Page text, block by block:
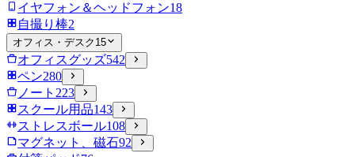
イヤフォン＆ヘッドフォン18
自撮り棒2
オフィス・デスク 15
オフィスグッズ542
ペン280
ノート 223
スクール用品143
ストレスボール108
マグネット、磁石92